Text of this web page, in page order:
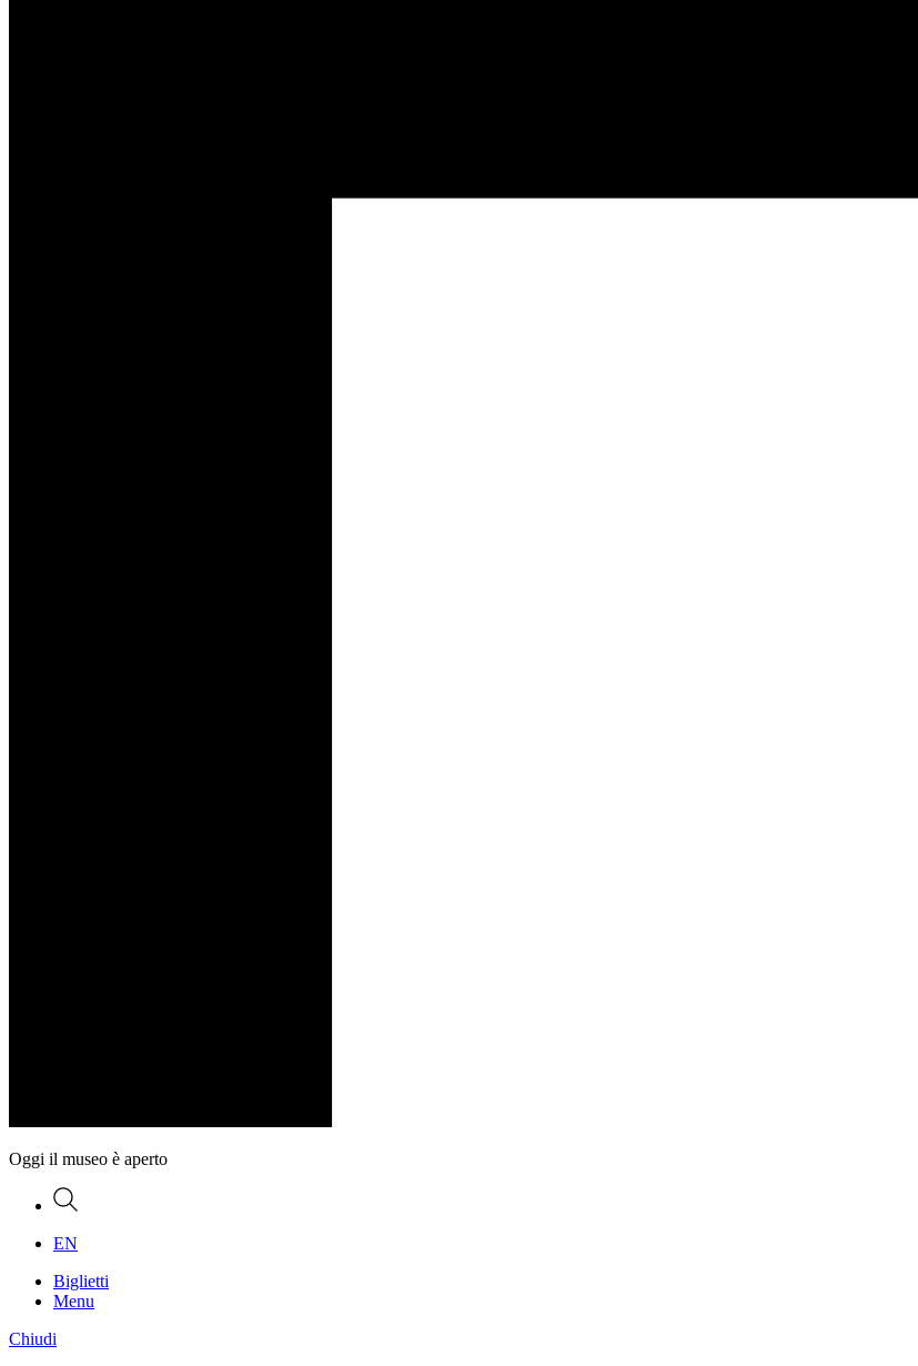
Oggi il museo è aperto
Ricerca
EN
Biglietti
Menu
Chiudi